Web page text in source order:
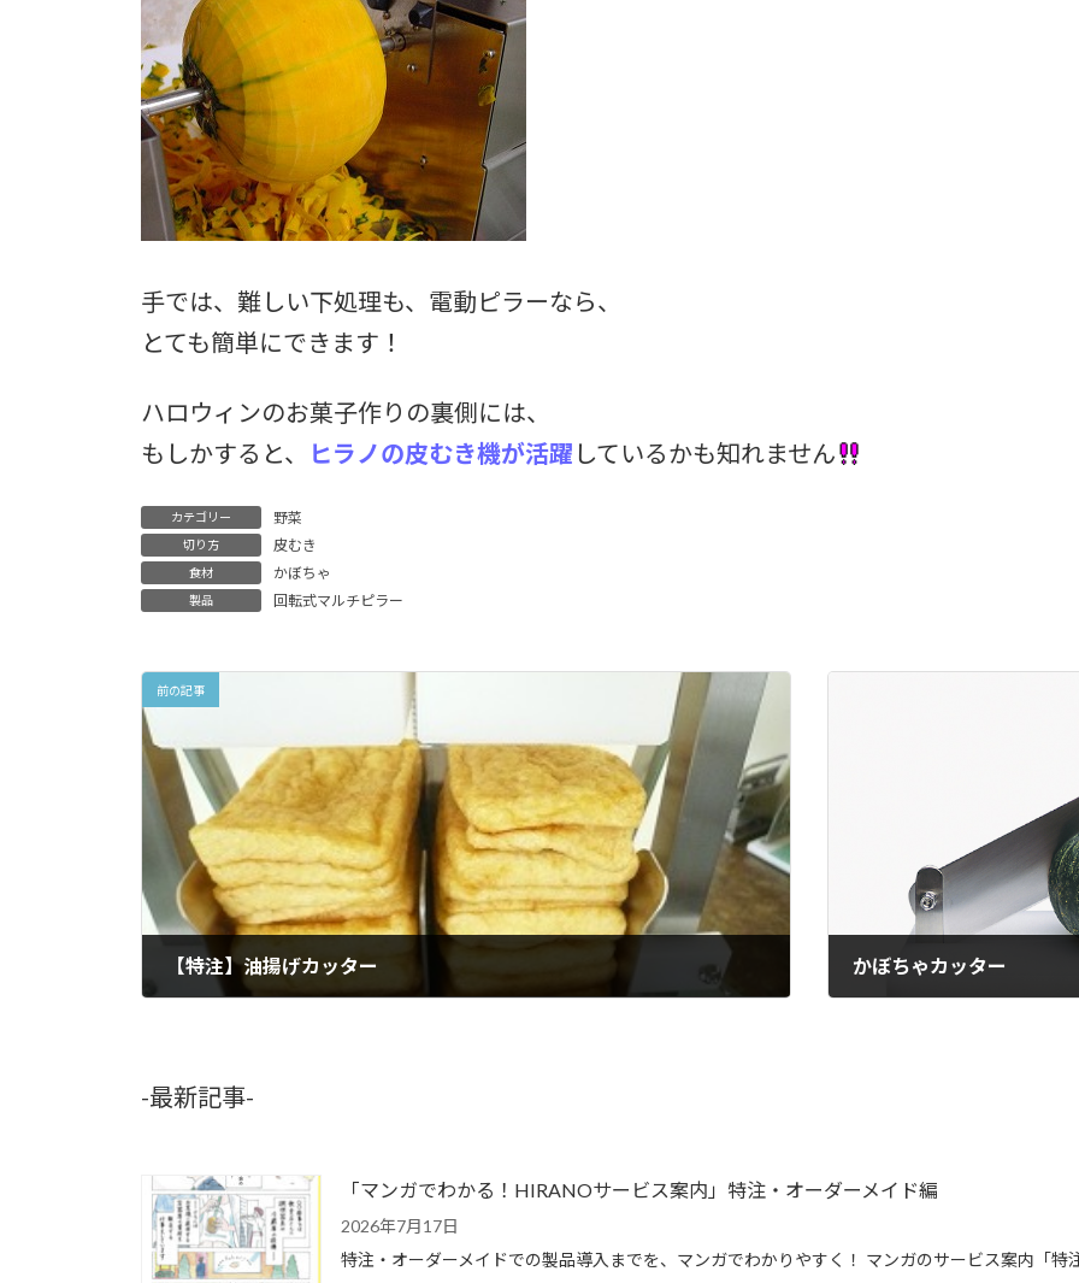
手では、難しい下処理も、電動ピラーなら、
とても簡単にできます！
ハロウィンのお菓子作りの裏側には、
もしかすると、
ヒラノの皮むき機が活躍 しているかも知れません
カテゴリー 野菜
切り方 皮むき
食材 かぼちゃ
製品 回転式マルチピラー
前の記事
【特注】油揚げカッター かぼちゃカッター
-最新記事-
「マンガでわかる！HIRANOサービス案内」特注・オーダーメイド編
2026年7月17日
特注・オーダーメイドでの製品導入までを、マンガでわかりやすく！ マンガのサービス案内「